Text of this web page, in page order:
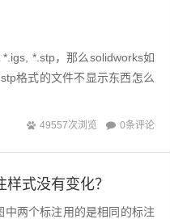
*.stp，那么solidworks如
格式的文件不显示东西怎么
49557次浏览 0条评论
式没有变化？
两个标注用的是相同的标注